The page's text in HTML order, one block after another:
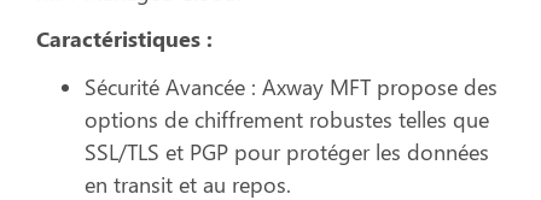
Caractéristiques :
Sécurité Avancée : Axway MFT propose des
options de chiffrement robustes telles que
SSL/TLS et PGP pour protéger les données
en transit et au repos.